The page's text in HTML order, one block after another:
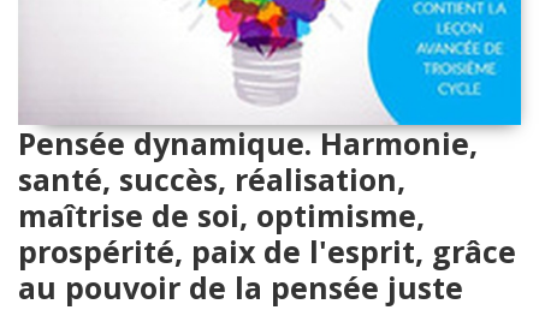
Pensée dynamique. Harmonie,
santé, succès, réalisation,
maîtrise de soi, optimisme,
prospérité, paix de l'esprit, grâce
au pouvoir de la pensée juste